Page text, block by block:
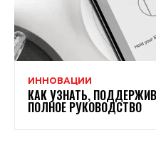
ИННОВАЦИИ
КАК УЗНАТЬ,
ПОЛНОЕ РУКОВОДСТВО